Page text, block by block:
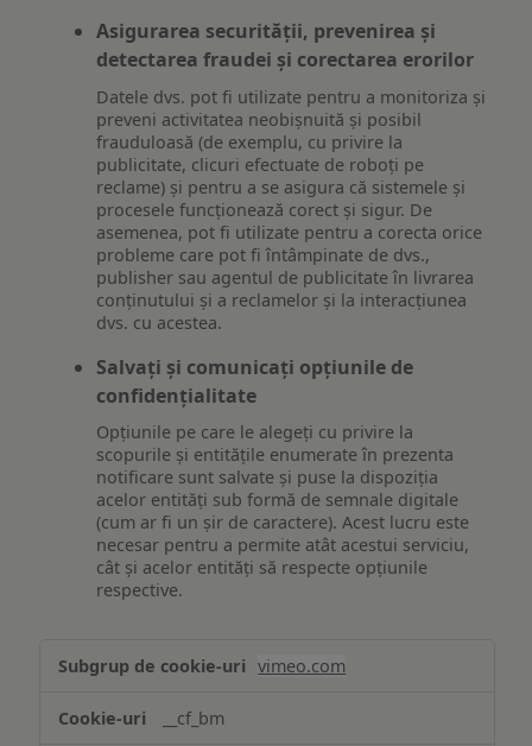
Asigurarea securității, prevenirea și
detectarea fraudei și corectarea erorilor
Datele dvs. pot fi utilizate pentru a monitoriza și
preveni activitatea neobișnuită și posibil
frauduloasă (de exemplu, cu privire la
publicitate, clicuri efectuate de roboți pe
reclame) și pentru a se asigura că sistemele și
procesele funcționează corect și sigur. De
asemenea, pot fi utilizate pentru a corecta orice
probleme care pot fi întâmpinate de dvs.,
publisher sau agentul de publicitate în livrarea
conținutului și a reclamelor și la interacțiunea
dvs. cu acestea.
Salvați și comunicați opțiunile de
confidențialitate
Opțiunile pe care le alegeți cu privire la
scopurile și entitățile enumerate în prezenta
notificare sunt salvate și puse la dispoziția
acelor entități sub formă de semnale digitale
(cum ar fi un șir de caractere). Acest lucru este
necesar pentru a permite atât acestui serviciu,
cât și acelor entități să respecte opțiunile
respective.
Asigurarea
funcționalităților
website-
ului
vimeo.com
__cf_bm